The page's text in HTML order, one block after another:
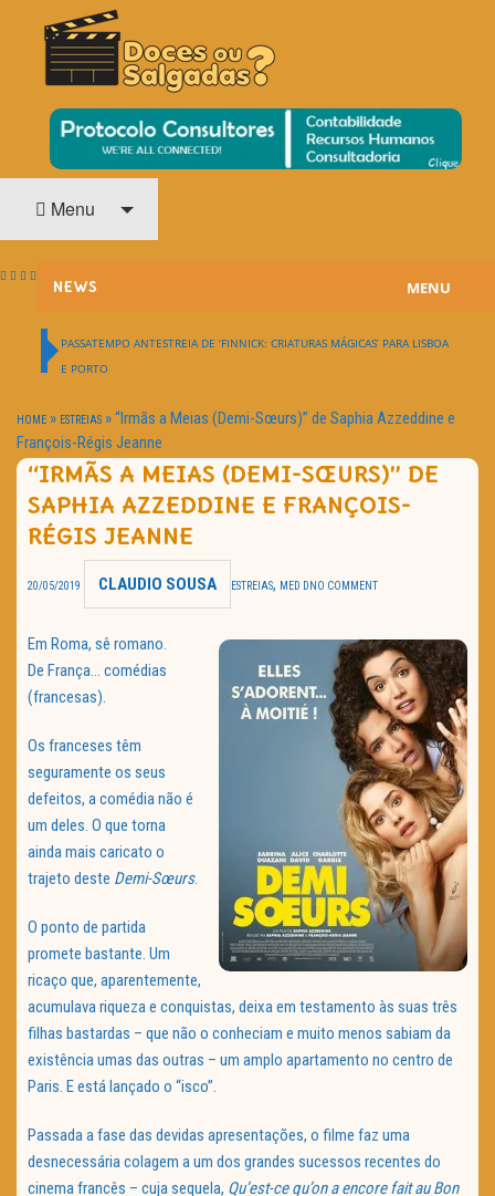
DOCES OU SALGADAS?
O Cinema? Uma Paixão!!
Menu
NEWS
HOME CINEMA
NOTA PESSOAL
TRAILER DO DIA
Política de Privacidade
MENU
PASSATEMPO ANTESTREIA DE ‘FINNICK: CRIATURAS MÁGICAS’ PARA LISBOA
E PORTO
HOME » ESTREIAS »“Irmãs a Meias (Demi-Sœurs)” de Saphia Azzeddine e
François-Régis Jeanne
“IRMÃS A MEIAS (DEMI-SŒURS)” DE
SAPHIA AZZEDDINE E FRANÇOIS-
RÉGIS JEANNE
20/05/2019 CLAUDIO SOUSA ESTREIAS, MED D NO COMMENT
Em Roma, sê romano.
De França… comédias
(francesas).
Os franceses têm
seguramente os seus
defeitos, a comédia não é
um deles. O que torna
ainda mais caricato o
trajeto deste Demi-Sœurs.
O ponto de partida
promete bastante. Um
ricaço que, aparentemente,
acumulava riqueza e conquistas, deixa em testamento às suas três
filhas bastardas – que não o conheciam e muito menos sabiam da
existência umas das outras – um amplo apartamento no centro de
Paris. E está lançado o “isco”.
Passada a fase das devidas apresentações, o filme faz uma
desnecessária colagem a um dos grandes sucessos recentes do
cinema francês – cuja sequela, Qu’est-ce qu’on a encore fait au Bon